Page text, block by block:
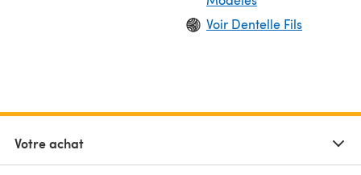
Voir Dentelle Fils
Votre achat